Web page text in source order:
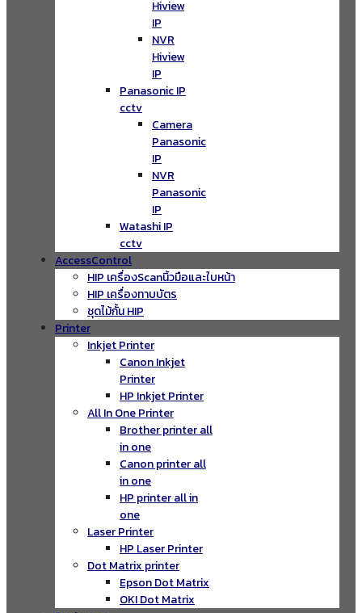
Hiview
IP
NVR
Hiview
IP
Panasonic IP
cctv
Camera
Panasonic
IP
NVR
Panasonic
IP
Watashi IP
cctv
AccessControl
HIP เครื่องScanนิ้วมือและใบหน้า
HIP เครื่องทาบบัตร
ชุดไม้กั้น HIP
Printer
Inkjet Printer
Canon Inkjet
Printer
HP Inkjet Printer
All In One Printer
Brother printer all
in one
Canon printer all
in one
HP printer all in
one
Laser Printer
HP Laser Printer
Dot Matrix printer
Epson Dot Matrix
OKI Dot Matrix